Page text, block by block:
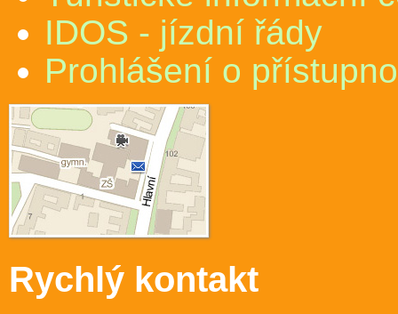
IDOS - jízdní řády
Prohlášení o
Rychlý kontakt